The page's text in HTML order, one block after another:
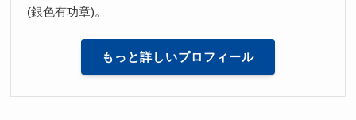
(銀色有功章)。
もっと詳しいプロフィール